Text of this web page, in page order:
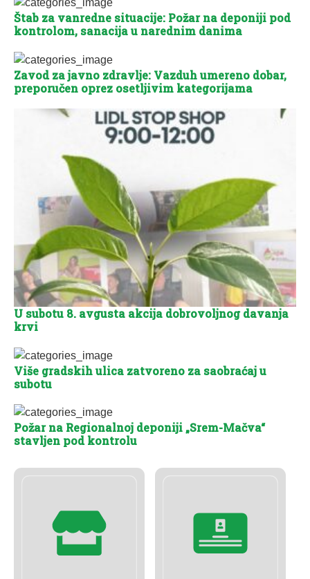
Štab za vanredne situacije: Požar na deponiji pod
kontrolom, sanacija u narednim danima
Zavod za javno zdravlje: Vazduh umereno dobar,
preporučen oprez osetljivim kategorijama
U subotu 8. avgusta akcija dobrovoljnog davanja
krvi
Više gradskih ulica zatvoreno za saobraćaj u
subotu
Požar na Regionalnoj deponiji „Srem-Mačva“
stavljen pod kontrolu